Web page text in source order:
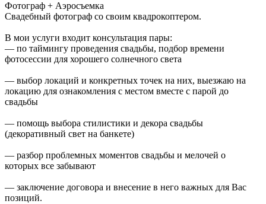
Фотограф + Аэросъемка
Свадебный фотограф со своим квадрокоптером.
В мои услуги входит консультация пары:
— по таймингу проведения свадьбы, подбор времени
фотосессии для хорошего солнечного света
— выбор локаций и конкретных точек на них, выезжаю на
локацию для ознакомления с местом вместе с парой до
свадьбы
— помощь выбора стилистики и декора свадьбы
(декоративный свет на банкете)
— разбор проблемных моментов свадьбы и мелочей о
которых все забывают
— заключение договора и внесение в него важных для Вас
позиций.